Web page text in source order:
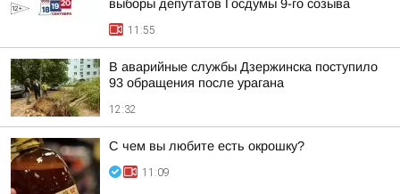
выборы депутатов Госдумы 9-го созыва
11:55
В аварийные службы Дзержинска поступило
93 обращения после урагана
12:32
С чем вы любите есть окрошку?
11:09